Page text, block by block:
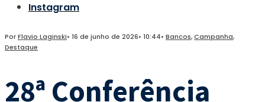
Instagram
PorFlavio Laginski• 16 de junho de 2026• 10:44• Bancos,Campanha,
Destaque
28ª Conferência